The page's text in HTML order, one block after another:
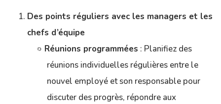
Des points réguliers avec les managers et les
chefs d’équipe
Réunions programmées : Planifiez des
réunions individuelles régulières entre le
nouvel employé et son responsable pour
discuter des progrès, répondre aux